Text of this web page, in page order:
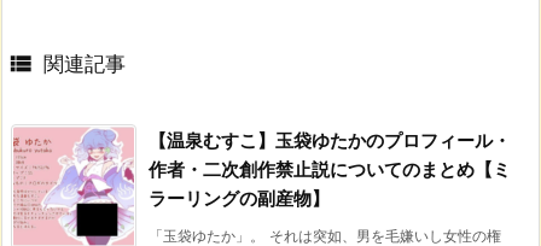
 関連記事
【温泉むすこ】玉袋ゆたかのプロフィール・
作者・二次創作禁止説についてのまとめ【ミ
ラーリングの副産物】
「玉袋ゆたか」。 それは突如、男を毛嫌いし女性の権